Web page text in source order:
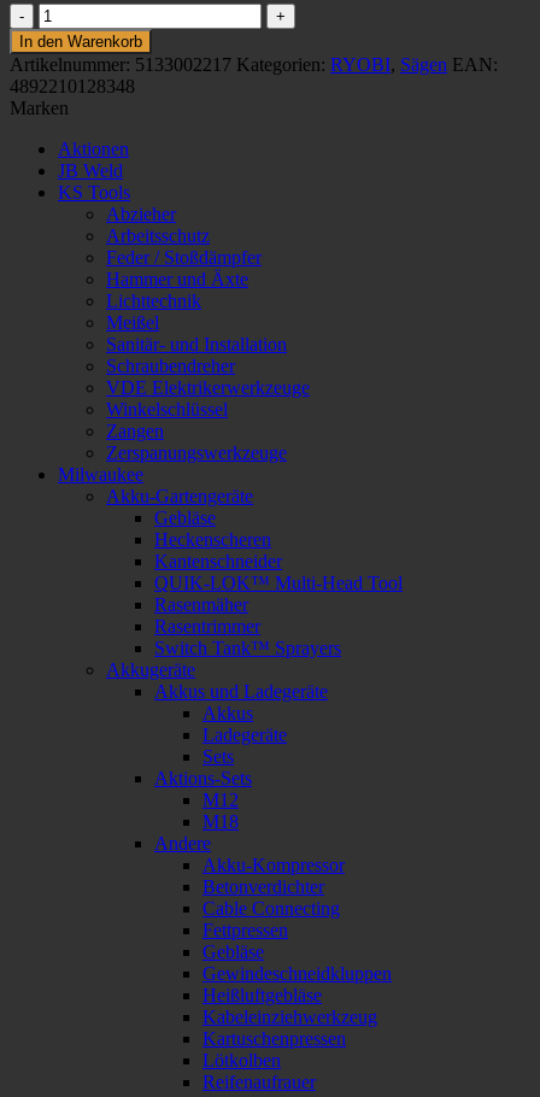
600
W
PENDELHUB-
STICHSÄGE
RJS850-
K
Menge
In den Warenkorb
Artikelnummer: 5133002217 Kategorien: RYOBI, Sägen EAN:
4892210128348
Marken
Aktionen
JB Weld
KS Tools
Abzieher
Arbeitsschutz
Feder / Stoßdämpfer
Hammer und Äxte
Lichttechnik
Meißel
Sanitär- und Installation
Schraubendreher
VDE Elektrikerwerkzeuge
Winkelschlüssel
Zangen
Zerspanungswerkzeuge
Milwaukee
Akku-Gartengeräte
Gebläse
Heckenscheren
Kantenschneider
QUIK-LOK™ Multi-Head Tool
Rasenmäher
Rasentrimmer
Switch Tank™ Sprayers
Akkugeräte
Akkus und Ladegeräte
Akkus
Ladegeräte
Sets
Aktions-Sets
M12
M18
Andere
Akku-Kompressor
Betonverdichter
Cable Connecting
Fettpressen
Gebläse
Gewindeschneidkluppen
Heißluftgebläse
Kabeleinziehwerkzeug
Kartuschenpressen
Lötkolben
Reifenaufrauer